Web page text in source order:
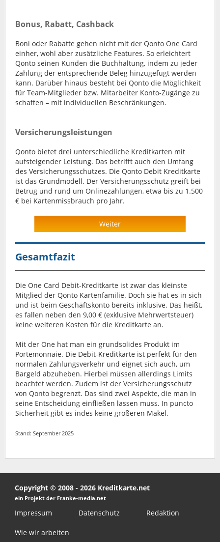
Bonus, Rabatt, Cashback
Boni oder Rabatte gehen nicht mit der Qonto One Card
einher, wohl aber zusätzliche Features. So erleichtert
Qonto seinen Kunden die Buchhaltung, indem zu jeder
Zahlung der entsprechende Beleg hinzugefügt werden
kann. Darüber hinaus besteht bei Qonto die Möglichkeit
für Team-Mitglieder bzw. Mitarbeiter Konto-Zugänge zu
schaffen – mit individuellen Beschränkungen.
Versicherungsleistungen
Qonto bietet drei unterschiedliche Kreditkarten mit
aufsteigender Leistung. Das betrifft auch den Umfang
des Versicherungsschutzes. Die Qonto Debit Kreditkarte
ist das Grundmodell. Der Versicherungsschutz greift bei
Betrug und rund um Onlinezahlungen, etwa bis zu 1.500
€ bei Kartenmissbrauch pro Jahr.
Weiter
Gesamtfazit
Die One Card Debit-Kreditkarte ist zwar das kleinste
Mitglied der Qonto Kartenfamilie. Doch sie hat es in sich
und ist beim Geschäftskonto bereits inklusive. Das heißt,
es fallen neben den 9,00 € (exklusive Mehrwertsteuer)
keine weiteren Kosten für die Kreditkarte an.
Mit der One hat man ein grundsolides Produkt im
Portemonnaie. Die Debit-Kreditkarte ist perfekt für den
normalen Zahlungsverkehr und eignet sich auch, um
Bargeld abzuheben. Hierbei müssen allerdings Limits
beachtet werden. Zudem ist der Versicherungsschutz
von Qonto begrenzt. Das sind zwei Aspekte, die man in
seine Entscheidung einfließen lassen muss. In puncto
Sicherheit gibt es indes keine größeren Makel.
Stand: September 2025
Copyright © 2008 - 2026 Kreditkarte.net
ein Projekt der Franke-media.net
Impressum Datenschutz Redaktion
Wie wir arbeiten